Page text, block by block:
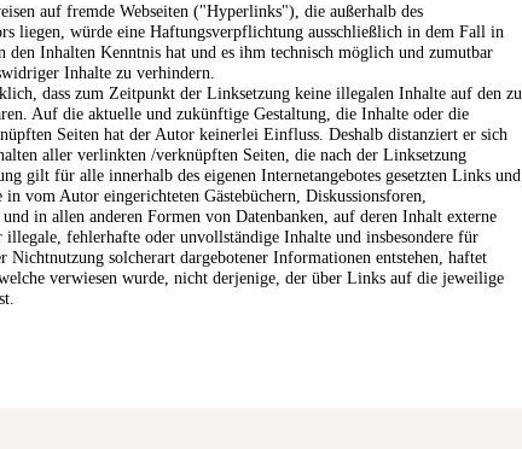
auf fremde Webseiten ("Hyperlinks"), die außerhalb des
liegen, würde eine Haftungsverpflichtung ausschließlich in dem Fall in
Inhalten Kenntnis hat und es ihm technisch möglich und zumutbar
Inhalte zu verhindern.
dass zum Zeitpunkt der Linksetzung keine illegalen Inhalte auf den zu
Auf die aktuelle und zukünftige Gestaltung, die Inhalte oder die
Seiten hat der Autor keinerlei Einfluss. Deshalb distanziert er sich
aller verlinkten /verknüpften Seiten, die nach der Linksetzung
gilt für alle innerhalb des eigenen Internetangebotes gesetzten Links und
vom Autor eingerichteten Gästebüchern, Diskussionsforen,
in allen anderen Formen von Datenbanken, auf deren Inhalt externe
fehlerhafte oder unvollständige Inhalte und insbesondere für
Nichtnutzung solcherart dargebotener Informationen entstehen, haftet
verwiesen wurde, nicht derjenige, der über Links auf die jeweilige